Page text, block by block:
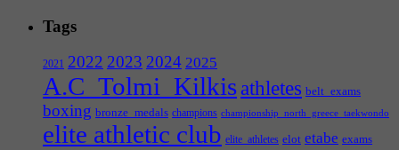
Tags
2021 2022 2023 2024 2025
A.C_Tolmi_Kilkis athletes belt_exams
boxing bronze_medals champions championship_north_greece_taekwondo
elite athletic club elite_athletes elot etabe exams